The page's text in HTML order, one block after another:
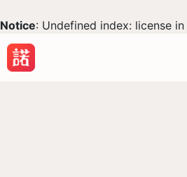
Notice: Undefined index: license in